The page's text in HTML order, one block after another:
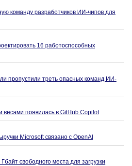
команду разработчиков ИИ-чипов для
16 работоспособных
пропустили треть опасных команд ИИ-
весами появилась в GitHub Copilot
Microsoft связано с OpenAI
свободного места для загрузки